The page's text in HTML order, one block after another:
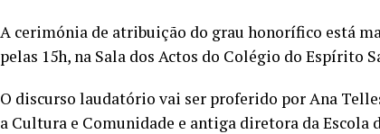
A cerimónia de atribuição do grau honorífico está
pelas 15h, na Sala dos Actos do Colégio do Espírito
O discurso laudatório vai ser proferido por Ana
a Cultura e Comunidade e antiga diretora da Escola